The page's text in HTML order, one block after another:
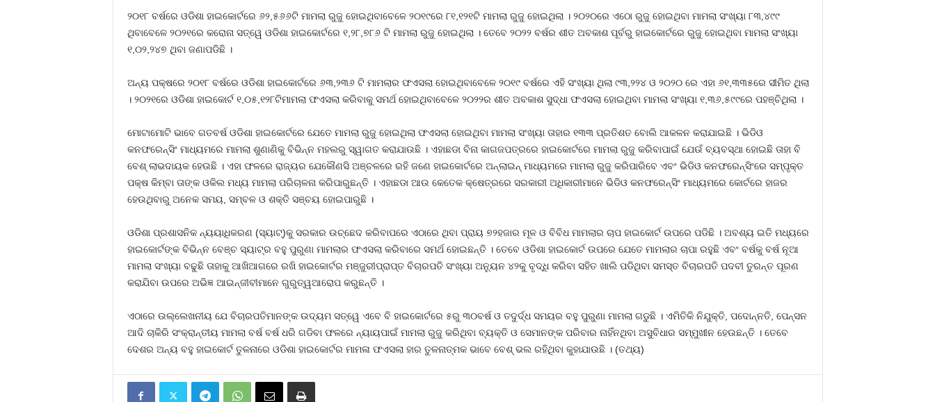
୨୦୧୮ ବର୍ଷରେ ଓଡିଶା ହାଇକୋର୍ଟରେ ୬୨,୫୬୬ଟି ମାମଲା ରୁଜୁ ହୋଇଥିବାବେଳେ ୨୦୧୯ରେ ୮୧,୧୨୧ଟି ମାମଲା ରୁଜୁ ହୋଇଥିଲା । ୨୦୨୦ରେ ଏଠାେ ରୁଜୁ ହୋଇଥିବା ମାମଲା ସଂଖ୍ୟା ୮୩,୪୯୯
ଥିବାବେଳେ ୨୦୨୧ରେ କରୋନା ସତ୍ୱେ ଓଡିଶା ହାଇକୋର୍ଟରେ ୧,୨୮,୭୮୬ ଟି ମାମଲା ରୁଜୁ ହୋଇଥିଲା । ତେବେ ୨୦୨୨ ବର୍ଷର ଶୀତ ଅବକାଶ ପୂର୍ବରୁ ହାଇକୋର୍ଟରେ ରୁଜୁ ହୋଇଥିବା ମାମଲା ସଂଖ୍ୟା
୧,୦୨,୨୪୭ ଥିବା ଜଣାପଡିଛି ।
ଅନ୍ୟ ପକ୍ଷରେ ୨୦୧୮ ବର୍ଷରେ ଓଡିଶା ହାଇକୋର୍ଟରେ ୬୩,୨୩୬ ଟି ମାମଲାର ଫଏସଲା ହୋଇଥିବାବେଳେ ୨୦୧୯ ବର୍ଷରେ ଏହି ସଂଖ୍ୟା ଥିଲା ୯୩,୨୨୪ ଓ ୨୦୨୦ ରେ ଏହା ୬୧,୩୩୫ରେ ସୀମିତ ଥିଲା
। ୨୦୨୧ରେ ଓଡିଶା ହାଇକୋର୍ଟ ୧,୦୫,୧୨୮ଟିମାମଲା ଫଏସଲା କରିବାକୁ ସମର୍ଥ ହୋଇଥିବାବେଳେ ୨୦୨୨ର ଶୀତ ଅବକାଶ ସୁଦ୍ଧା ଫଏସଲା ହୋଇଥିବା ମାମଲା ସଂଖ୍ୟା ୧,୩୬,୫୯୯ରେ ପହଞ୍ଚିଥିଲା ।
ମୋଟାମୋଟି ଭାବେ ଗତବର୍ଷ ଓଡିଶା ହାଇକୋର୍ଟରେ ଯେତେ ମାମଲା ରୁଜୁ ହୋଇଥିଲା ଫଏସଲା ହୋଇଥିବା ମାମଲା ସଂଖ୍ୟା ତାହାର ୧୩୩ ପ୍ରତିଶତ ବୋଲି ଆକଳନ କରାଯାଇଛି । ଭିଡିଓ
କନଫରେନ୍ସିଂ ମାଧ୍ୟମରେ ମାମଲା ଶୁଣାଣିକୁ ବିଭିନ୍ନ ମହଲରୁ ସ୍ୱାଗତ କରାଯାଉଛି । ଏହାଛଡା ବିନା କାଗଜପତ୍ରରେ ହାଇକୋର୍ଟରେ ମାମଲା ରୁଜୁ କରିବାପାଇଁ ଯେଉଁ ବ୍ୟବସ୍ଥା ହୋଇଛି ତାହା ବି
ବେଶ୍‍ ଲାଭଦାୟକ ହେଉଛି । ଏହା ଫଳରେ ରାଜ୍ୟର ଯେକୌଣସି ଅଞ୍ଚଳରେ ରହି ଜଣେ ହାଇକୋର୍ଟରେ ଅନ୍‍ଲାଇନ୍‍ ମାଧ୍ୟମରେ ମାମଲା ରୁଜୁ କରିପାରିବେ ଏବଂ ଭିଡିଓ କନଫରେନ୍ସିଂରେ ସମ୍ପୃକ୍ତ
ପକ୍ଷ କିମ୍ବା ତାଙ୍କ ଓକିଲ ମଧ୍ୟ ମାମଲା ପରିଚାଳନା କରିପାରୁଛନ୍ତି । ଏହାଛଡା ଆଉ କେତେକ କ୍ଷେତ୍ରରେ ସରକାରୀ ଅଧିକାରୀମାନେ ଭିଡିଓ କନଫରେନ୍ସିଂ ମାଧ୍ୟମରେ କୋର୍ଟରେ ହାଜର
ହେଉଥିବାରୁ ଅନେକ ସମୟ, ସମ୍ବଳ ଓ ଶକ୍ତି ସଞ୍ଚୟ ହୋଇପାରୁଛି ।
ଓଡିଶା ପ୍ରଶାସନିକ ନ୍ୟୟାଧିକରଣ (ସ୍ୟାଟ୍‍)କୁ ସରକାର ଉଚ୍ଛେଦ କରିବାପରେ ଏଠାରେ ଥିବା ପ୍ରାୟ ୭୨ହଜାର ମୂଳ ଓ ବିବିଧ ମାମଲାର ଚାପ ହାଇକୋର୍ଟ ଉପରେ ପଡିଛି । ଅବଶ୍ୟ ଇତି ମଧ୍ୟରେ
ହାଇକୋର୍ଟଙ୍କ ବିଭିନ୍ନ ବେଞ୍ଚ ସ୍ୟାଟ୍‍ର ବହୁ ପୁରୁଣା ମାମଲାର ଫଏସଲା କରିବାରେ ସମର୍ଥ ହୋଇଛନ୍ତି । ତେବେ ଓଡିଶା ହାଇକୋର୍ଟ ଉପରେ ଯେତେ ମାମଲାର ଚାପା ରହୁଛି ଏବଂ ବର୍ଷକୁ ବର୍ଷ ନୂଆ
ମାମଲା ସଂଖ୍ୟା ବଢୁଛି ତାହାକୁ ଆଖିଆଗରେ ରଖି ହାଇକୋର୍ଟର ମଞ୍ଜୁରୀପ୍ରାପ୍ତ ବିଚାରପତି ସଂଖ୍ୟା ଅନ୍ୟୁନ ୪୨କୁ ବୃଦ୍ଧି କରିବା ସହିତ ଖାଲି ପଡିଥିବା ସମସ୍ତ ବିଚାରପତି ପଦବୀ ତୁରନ୍ତ ପୂରଣ
କରାଯିବା ଉପରେ ଅଭିଜ୍ଞ ଆଇନ୍‍ଜୀବୀମାନେ ଗୁରୁତ୍ୱଆରୋପ କରୁଛନ୍ତି ।
ଏଠାରେ ଉଲ୍ଲେଖନୀୟ ଯେ ବିଚାରପତିମାନଙ୍କ ଉଦ୍ୟମ ସତ୍ୱେ ଏବେ ବି ହାଇକୋର୍ଟରେ ୫ରୁ ୩୦ବର୍ଷ ଓ ତଦୁର୍ଦ୍ଧ ସମୟର ବହୁ ପୁରୁଣା ମାମଲା ଗଡୁଛି । ଏମିତିକି ନିଯୁକ୍ତି, ପଦୋନ୍ନତି, ପେନ୍‍ସନ
ଆଦି ଚାକିରି ସଂକ୍ରାନ୍ତୀୟ ମାମଲା ବର୍ଷ ବର୍ଷ ଧରି ଗଡିବା ଫଳରେ ନ୍ୟାୟପାଇଁ ମାମଲା ରୁଜୁ କରିଥିବା ବ୍ୟକ୍ତି ଓ ସେମାନଙ୍କ ପରିବାର ନାହିଁନଥିବା ଅସୁବିଧାର ସମ୍ମୁଖୀନ ହେଉଛନ୍ତି । ତେବେ
ଦେଶର ଅନ୍ୟ ବହୁ ହାଇକୋର୍ଟ ତୁଳନାରେ ଓଡିଶା ହାଇକୋର୍ଟର ମାମଳା ଫଏସଲା ହାର ତୁଳନାତ୍ମକ ଭାବେ ବେଶ୍‍ ଭଲ ରହିଥିବା କୁହାଯାଉଛି । (ତଥ୍ୟ)